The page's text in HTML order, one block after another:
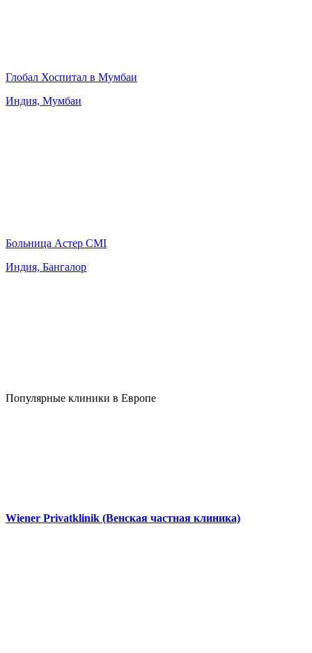
Глобал Хоспитал в Мумбаи
Индия, Мумбаи
Больница Астер CMI
Индия, Бангалор
Популярные клиники в Европе
Wiener Privatklinik (Венская частная клиника)